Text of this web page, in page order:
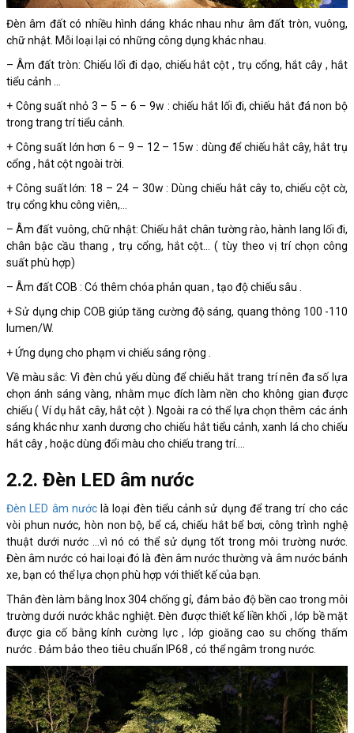
Đèn âm đất có nhiều hình dáng khác nhau như âm đất tròn, vuông,
chữ nhật. Mỗi loại lại có những công dụng khác nhau.
– Âm đất tròn: Chiếu lối đi dạo, chiếu hắt cột , trụ cổng, hắt cây , hắt
tiểu cảnh …
+ Công suất nhỏ 3 – 5 – 6 – 9w : chiếu hắt lối đi, chiếu hắt đá non bộ
trong trang trí tiểu cảnh.
+ Công suất lớn hơn 6 – 9 – 12 – 15w : dùng để chiếu hắt cây, hắt trụ
cổng , hắt cột ngoài trời.
+ Công suất lớn: 18 – 24 – 30w : Dùng chiếu hắt cây to, chiếu cột cờ,
trụ cổng khu công viên,…
– Âm đất vuông, chữ nhật: Chiếu hắt chân tường rào, hành lang lối đi,
chân bậc cầu thang , trụ cổng, hắt cột… ( tùy theo vị trí chọn công
suất phù hợp)
– Âm đất COB : Có thêm chóa phản quan , tạo độ chiếu sâu .
+ Sử dụng chip COB giúp tăng cường độ sáng, quang thông 100 -110
lumen/W.
+ Ứng dụng cho phạm vi chiếu sáng rộng .
Về màu sắc: Vì đèn chủ yếu dùng để chiếu hắt trang trí nên đa số lựa
chọn ánh sáng vàng, nhằm mục đích làm nền cho không gian được
chiếu ( Ví dụ hắt cây, hắt cột ). Ngoài ra có thể lựa chọn thêm các ánh
sáng khác như xanh dương cho chiếu hắt tiểu cảnh, xanh lá cho chiếu
hắt cây , hoặc dùng đổi màu cho chiếu trang trí….
2.2. Đèn LED âm nước
Đèn LED âm nướclà loại đèn tiểu cảnh sử dụng để trang trí cho các
vòi phun nước, hòn non bộ, bể cá, chiếu hắt bể bơi, công trình nghệ
thuật dưới nước …vì nó có thể sử dụng tốt trong môi trường nước.
Đèn âm nước có hai loại đó là đèn âm nước thường và âm nước bánh
xe, bạn có thể lựa chọn phù hợp với thiết kế của bạn.
Thân đèn làm bằng Inox 304 chống gỉ, đảm bảo độ bền cao trong môi
trường dưới nước khắc nghiệt. Đèn được thiết kế liền khối , lớp bề mặt
được gia cố bằng kính cường lực , lớp gioăng cao su chống thấm
nước . Đảm bảo theo tiêu chuẩn IP68 , có thể ngâm trong nước.